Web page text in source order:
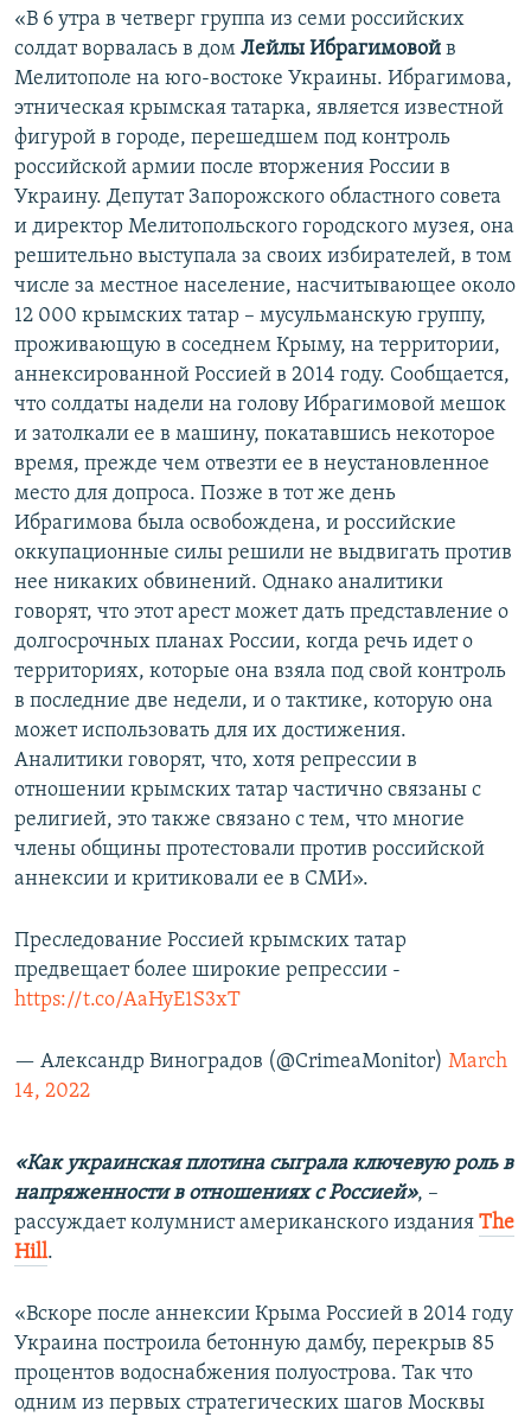
«В 6 утра в четверг группа из семи российских
солдат ворвалась в дом Лейлы Ибрагимовой в
Мелитополе на юго-востоке Украины. Ибрагимова,
этническая крымская татарка, является известной
фигурой в городе, перешедшем под контроль
российской армии после вторжения России в
Украину. Депутат Запорожского областного совета
и директор Мелитопольского городского музея, она
решительно выступала за своих избирателей, в том
числе за местное население, насчитывающее около
12 000 крымских татар – мусульманскую группу,
проживающую в соседнем Крыму, на территории,
аннексированной Россией в 2014 году. Сообщается,
что солдаты надели на голову Ибрагимовой мешок
и затолкали ее в машину, покатавшись некоторое
время, прежде чем отвезти ее в неустановленное
место для допроса. Позже в тот же день
Ибрагимова была освобождена, и российские
оккупационные силы решили не выдвигать против
нее никаких обвинений. Однако аналитики
говорят, что этот арест может дать представление о
долгосрочных планах России, когда речь идет о
территориях, которые она взяла под свой контроль
в последние две недели, и о тактике, которую она
может использовать для их достижения.
Аналитики говорят, что, хотя репрессии в
отношении крымских татар частично связаны с
религией, это также связано с тем, что многие
члены общины протестовали против российской
аннексии и критиковали ее в СМИ».
Преследование Россией крымских татар
предвещает более широкие репрессии -
https://t.co/AaHyE1S3xT
— Александр Виноградов (@CrimeaMonitor) March
14, 2022
«Как украинская плотина сыграла ключевую роль в
напряженности в отношениях с Россией», –
рассуждает колумнист американского издания Тhe
Нill.
«Вскоре после аннексии Крыма Россией в 2014 году
Украина построила бетонную дамбу, перекрыв 85
процентов водоснабжения полуострова. Так что
одним из первых стратегических шагов Москвы